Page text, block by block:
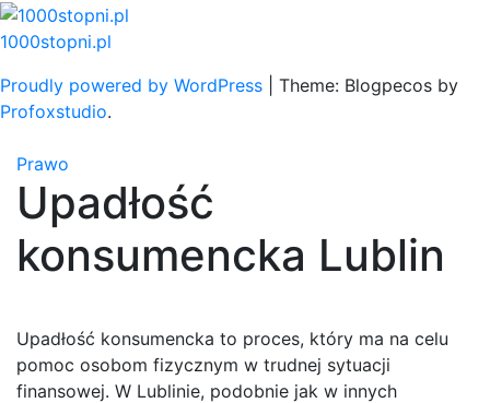
Skip
to
1000stopni.pl
Proudly powered by WordPress
Theme: Blogpecos by
Profoxstudio.
Prawo
Upadłość
konsumencka Lublin
Upadłość konsumencka to proces, który ma na celu
pomoc osobom fizycznym w trudnej sytuacji
finansowej. W Lublinie, podobnie jak w innych